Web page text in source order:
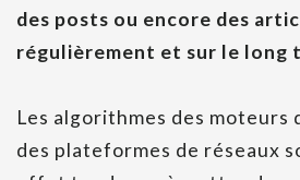
des posts ou encore des
régulièrement et sur le long
Les algorithmes des moteurs
des plateformes de réseaux